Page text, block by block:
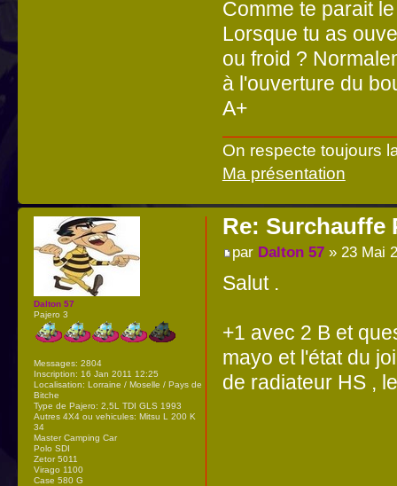
Comme te parait
Lorsque tu as
ou froid ?
à l'ouverture du
A+
On respecte toujours
Ma présentation
Re: Surchauffe
par Dalton 57» 23 Mai
Salut .
+1 avec 2 B et
mayo et l'état du
de radiateur HS ,
Dalton 57
Pajero 3
Messages: 2804
Inscription: 16 Jan 2011 12:25
Localisation: Lorraine / Moselle / Pays de
Bitche
Type de Pajero: 2,5L TDI GLS 1993
Autres 4X4 ou vehicules: Mitsu L 200 K
34
Master Camping Car
Polo SDI
Zetor 5011
Virago 1100
Case 580 G